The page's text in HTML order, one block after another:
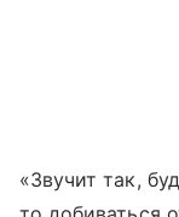
«Звучит так,